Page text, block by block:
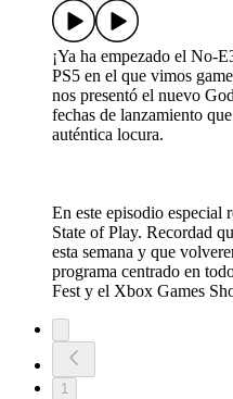
¡Ya ha empezado el No-
PS5 en el que vimos
nos presentó el nuevo
fechas de lanzamiento
auténtica locura.
En este episodio especial
State of Play. Recordad
esta semana y que
programa centrado en
Fest y el Xbox Games
1